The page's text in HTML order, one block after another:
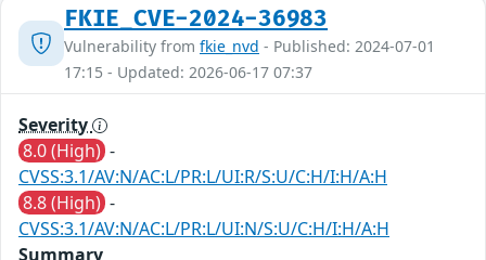
FKIE_CVE-2024-36983
Vulnerability from fkie_nvd - Published: 2024-07-01
17:15 - Updated: 2026-06-17 07:37
Severity
8.0 (High) -
CVSS:3.1/AV:N/AC:L/PR:L/UI:R/S:U/C:H/I:H/A:H
8.8 (High) -
CVSS:3.1/AV:N/AC:L/PR:L/UI:N/S:U/C:H/I:H/A:H
Summary